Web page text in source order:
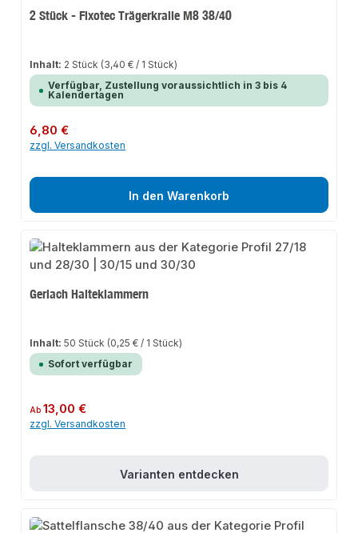
2 Stück - Fixotec Trägerkralle M8 38/40
Inhalt: 2 Stück (3,40 € / 1 Stück)
Verfügbar, Zustellung voraussichtlich in 3 bis 4
Kalendertagen
Regulärer Preis:
6,80 €
zzgl. Versandkosten
In den Warenkorb
Gerlach Halteklammern
Inhalt:50 Stück (0,25 € / 1 Stück)
Sofort verfügbar
Regulärer Preis:
Ab13,00 €
zzgl. Versandkosten
Varianten entdecken